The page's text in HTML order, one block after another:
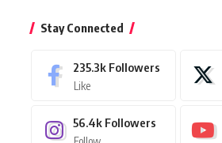
Stay Connected
235.3k Followers
Like
56.4k Followers